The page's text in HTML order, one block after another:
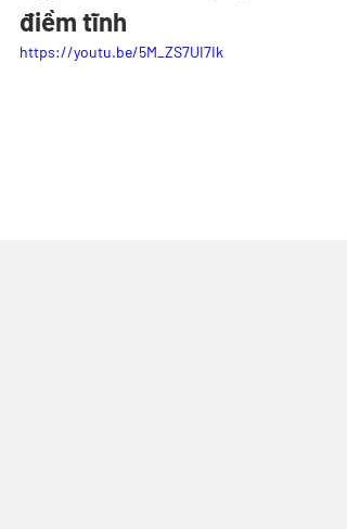
điềm tĩnh
https://youtu.be/5M_ZS7UI7Ik